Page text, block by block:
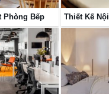
Phòng Bếp Thiết Kế